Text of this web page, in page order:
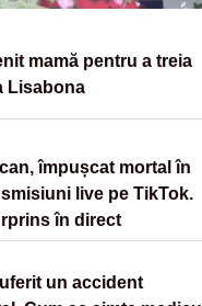
mamă pentru a treia
Lisabona
împușcat mortal în
live pe TikTok.
în direct
un accident